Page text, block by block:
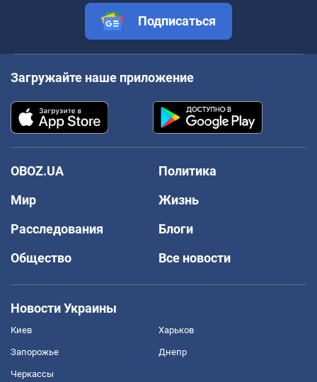
Подписаться
Загружайте наше приложение
OBOZ.UA
Политика
Мир
Жизнь
Расследования
Блоги
Общество
Все новости
Новости Украины
Киев Харьков
Запорожье Днепр
Черкассы